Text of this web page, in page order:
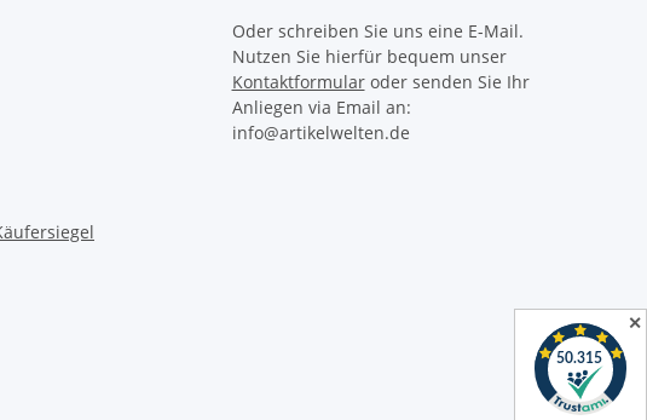
Oder schreiben Sie uns eine E-Mail.
Nutzen Sie hierfür bequem unser
Kontaktformularoder senden Sie Ihr
Anliegen via Email an:
info@artikelwelten.de
✕